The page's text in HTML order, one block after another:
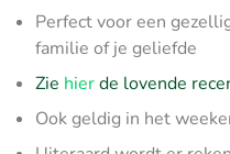
Perfect voor een
familie of je geliefde
Zie hierde lovende
Ook geldig in het